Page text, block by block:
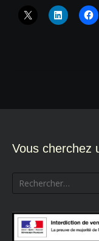
Vous cherchez
Rechercher :